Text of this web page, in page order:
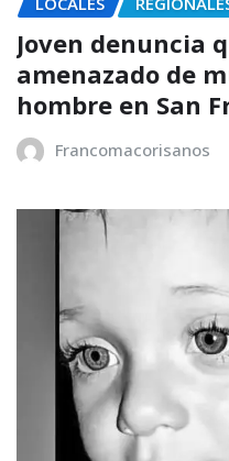
Joven denuncia
amenazado de
hombre en San
Francomacorisanos